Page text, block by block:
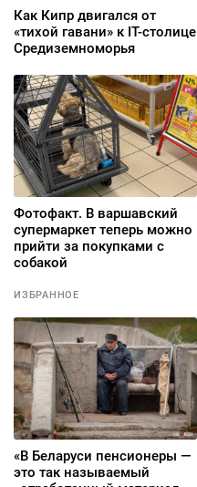
Как Кипр двигался от
«тихой гавани» к IT-столице
Средиземноморья
Фотофакт. В варшавский
супермаркет теперь можно
прийти за покупками с
собакой
ИЗБРАННОЕ
«В Беларуси пенсионеры —
это так называемый